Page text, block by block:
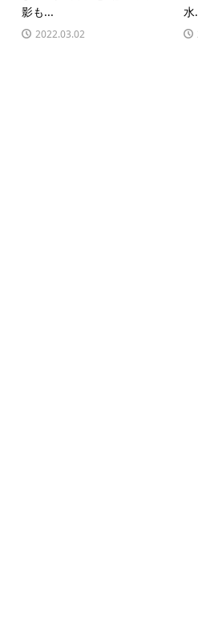
影も...
2022.03.02
水